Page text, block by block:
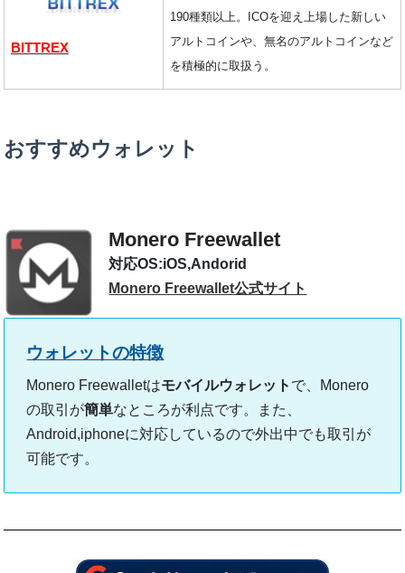
BITTREX
190種類以上。ICOを迎え上場した新しい
アルトコインや、無名のアルトコインなど
を積極的に取扱う。
おすすめウォレット
Monero Freewallet
iOS,Andorid
Monero Freewallet公式サイト
Monero Freewalletはモバイルウォレット で、Monero
の取引が簡単なところが利点です。また、
Android,iphoneに対応しているので外出中でも取引が
可能です。